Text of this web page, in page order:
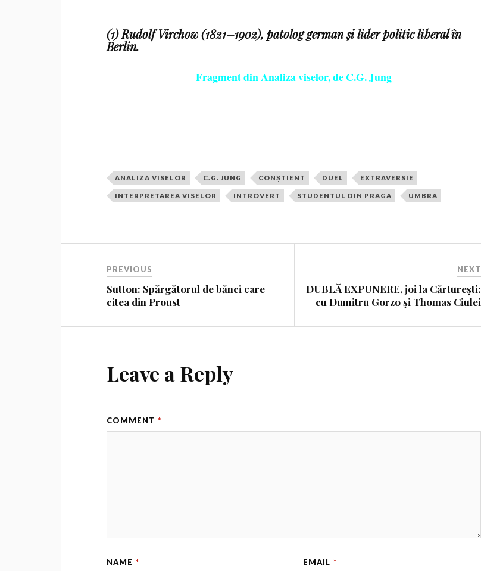
(1) Rudolf Virchow (1821–1902), patolog german şi lider politic liberal în
Berlin.
Fragment dinAnaliza viselor, de C.G. Jung
ANALIZA VISELOR C.G. JUNG CONȘTIENT DUEL EXTRAVERSIE
INTERPRETAREA VISELOR INTROVERT STUDENTUL DIN PRAGA UMBRA
PREVIOUS
Sutton: Spărgătorul de bănci care
citea din Proust
NEXT
DUBLĂ EXPUNERE, joi la Cărturești:
cu Dumitru Gorzo și Thomas Ciulei
Leave a Reply
COMMENT *
NAME * EMAIL *